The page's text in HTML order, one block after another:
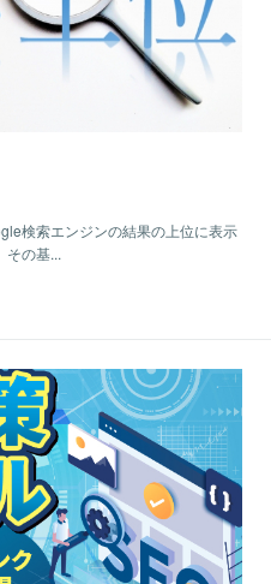
検索エンジンの結果の上位に表示
その基...